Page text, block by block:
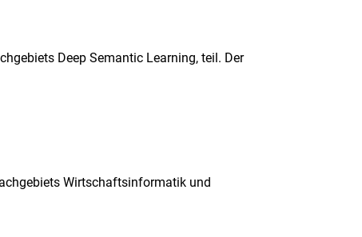
Deep Semantic Learning, teil. Der
Wirtschaftsinformatik und